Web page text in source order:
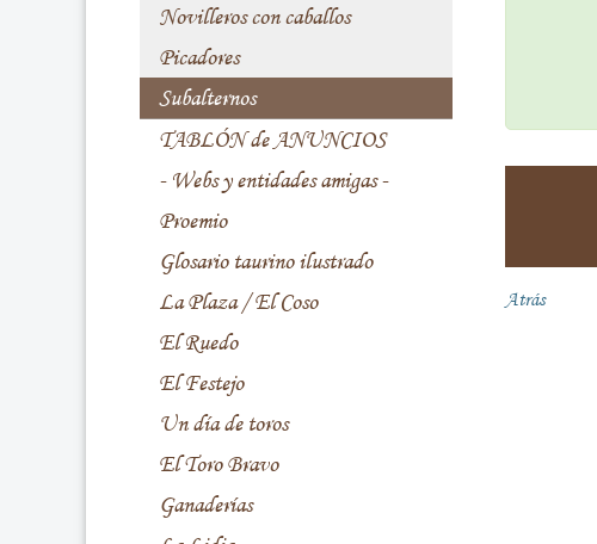
Novilleros con caballos
Picadores
Subalternos
TABLÓN de ANUNCIOS
- Webs y entidades amigas -
Proemio
Glosario taurino ilustrado
La Plaza / El Coso
El Ruedo
El Festejo
Un día de toros
El Toro Bravo
Ganaderías
Atrás